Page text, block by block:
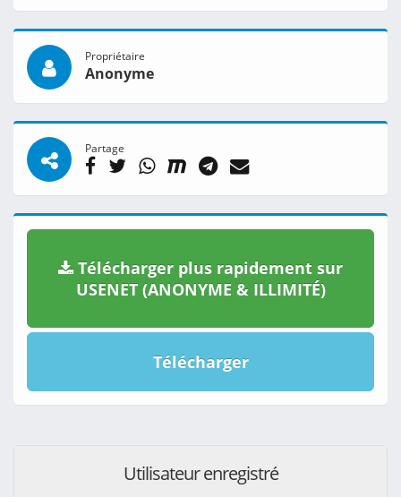
Propriétaire
Anonyme
Partage
Télécharger plus rapidement sur
USENET (ANONYME & ILLIMITÉ)
Télécharger
Utilisateur enregistré